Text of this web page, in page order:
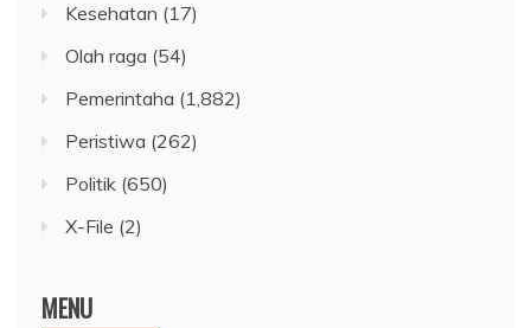
Kesehatan (17)
Olah raga (54)
Pemerintaha (1,882)
Peristiwa (262)
Politik (650)
X-File (2)
MENU